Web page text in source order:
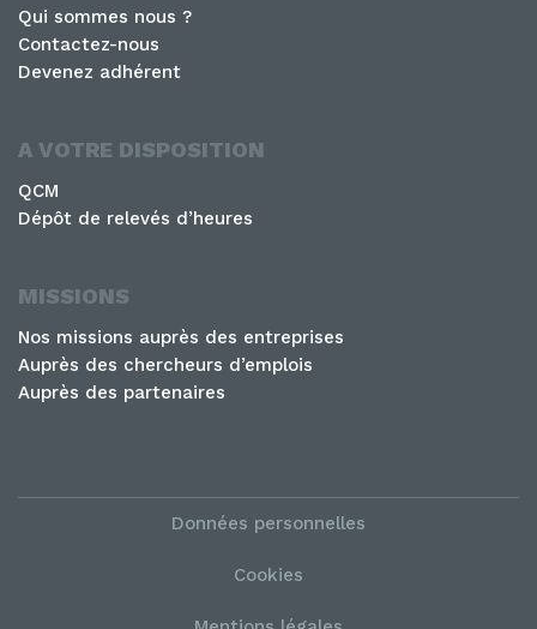
Qui sommes nous ?
Contactez-nous
Devenez adhérent
A VOTRE DISPOSITION
QCM
Dépôt de relevés d’heures
MISSIONS
Nos missions auprès des entreprises
Auprès des chercheurs d’emplois
Auprès des partenaires
Données personnelles
Cookies